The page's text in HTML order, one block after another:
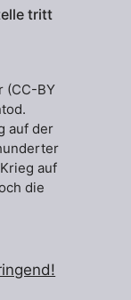
tritt
(CC-BY
auf der
auf
die